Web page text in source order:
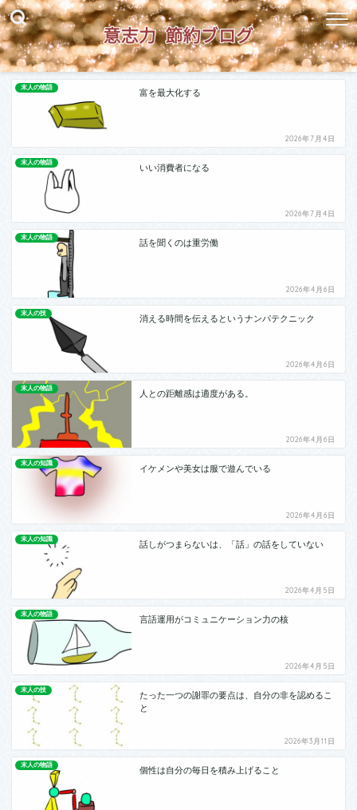
末人の物語
富を最大化する
2026年7月4日
末人の物語
いい消費者になる
2026年7月4日
末人の物語
話を聞くのは重労働
2026年4月6日
末人の技
消える時間を伝えるというナンパテクニック
2026年4月6日
末人の物語
人との距離感は適度がある。
2026年4月6日
末人の知識
イケメンや美女は服で遊んでいる
2026年4月6日
末人の知識
話しがつまらないは、「話」の話をしていない
2026年4月5日
末人の物語
言語運用がコミュニケーション力の核
2026年4月5日
末人の技
たった一つの謝罪の要点は、自分の非を認めるこ
と
2026年3月11日
末人の物語
個性は自分の毎日を積み上げること